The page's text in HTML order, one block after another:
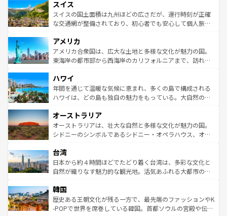
れる地方に足を運ぶとそれぞれで全く異なる文化を体験で
きるだろう。 なお、新着のフランス情報はコンテンツ一覧
を参照してほしい。
は、お酒好きな人にはぜひ体験してほしい。 なお、新着の
ドイツ情報はコンテンツ一覧を参照してほしい。
リアごとに異なる魅力がある。また、優雅なアフタヌーン
ティー、ビール好きにはたまらない英国パブ、サッカー観
戦など、本場だからこそできる体験も豊富。イギリスを旅
ンツ一覧を参照してほしい。
スイス
スイスの国土面積は九州ほどの広さだが、運行時刻が正確
な交通網が整備されており、初心者でも安心して個人旅行
の建物がそのまま残る町や、スイスならではのユニークな
博物館もあり、アルプス観光だけでなく町歩きも満喫する
ことができる。国民の所得が高いため物価も高いが、旅行
ば市内交通費無料で観光を楽しむこともできる。 なお、新
着のスイス情報はコンテンツ一覧 を参照してほしい。
アメリカ
アメリカ合衆国は、広大な土地と多様な文化が魅力の国。
東海岸の都市部から西海岸のカリフォルニアまで、訪れる
のような巨大都市は、観光、ショッピング、エンターテイ
ンメントが詰まった刺激的なスポットだ。一方、アメリカ
西部には大自然が広がり、グランドキャニオンやイエロー
部のニューオーリンズでは、音楽と美食が融合した独特の
文化が魅力。旅行者はアメリカの各地域で異なる魅力を楽
しみながら、その多様性と豊かな歴史を感じることができ
ならではの贅沢な旅のスタイルだ。 なお、新着のアメリカ
情報はコンテンツ一覧を参照してほしい。
ハワイ
年間を通じて温暖な気候に恵まれ、多くの島で構成される
ハワイは、どの島も独自の魅力をもっている。大自然の神
ワイ島は見逃せない。また、定番の観光地といえばオアフ
島だが、静かな自然を求めるならマウイ島やカウアイ島が
おすすめ。エメラルドグリーンに輝く海をはじめ、豊かな
れるおもてなしの心で訪れる人々を迎えてくれるハワイの
人々、おいしいローカルフードやハワイアンミュージッ
ク、伝統的なフラダンスなど、すべてがハワイの魅力を彩
ワイを、存分に味わってほしい。 なお、新着のハワイ情報
はコンテンツ一覧を参照してほしい。
オーストラリア
オーストラリアは、壮大な自然と多様な文化が魅力の国。
シドニーのシンボルであるシドニー・オペラハウス、オー
リアリーフや大陸中央部にそびえるウルル（エアーズロッ
ク）、タスマニアの美しい原生林やケアンズの熱帯雨林な
ど、見どころがたくさん。また、カフェやワイン、オージ
いる。アクティビティも充実しており、サーフィンやダイ
ビング、ハイキングなど、アウトドア好きにはたまらな
い。オーストラリアの多彩な魅力を存分に味わいつくそ
台湾
日本から約４時間ほどでたどり着く台湾は、多彩な文化と
自然が織りなす魅力的な観光地。活気あふれる大都市の台
ン）、静ひつな山岳地帯である台湾東部など、都市の喧騒
と山間の静けさが共存しており、訪れる人に新しい発見と
驚きをもたらしてくれる。また、奥深い台湾の食文化も魅
韓国
歴史ある王朝文化が残る一方で、最先端のファッションやK
-POPで世界を席巻している韓国。首都ソウルの宮殿や伝統